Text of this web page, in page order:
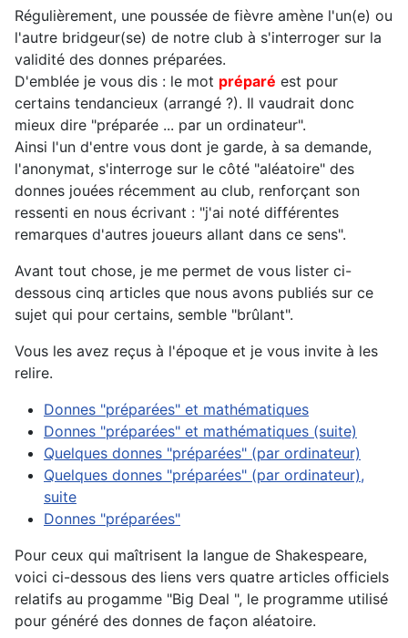
Régulièrement, une poussée de fièvre amène l'un(e) ou
l'autre bridgeur(se) de notre club à s'interroger sur la
validité des donnes préparées.
D'emblée je vous dis : le mot préparé est pour
certains tendancieux (arrangé ?). Il vaudrait donc
mieux dire "préparée ... par un ordinateur".
Ainsi l'un d'entre vous dont je garde, à sa demande,
l'anonymat, s'interroge sur le côté "aléatoire" des
donnes jouées récemment au club, renforçant son
ressenti en nous écrivant : "j'ai noté différentes
remarques d'autres joueurs allant dans ce sens".
Avant tout chose, je me permet de vous lister ci-
dessous cinq articles que nous avons publiés sur ce
sujet qui pour certains, semble "brûlant".
Vous les avez reçus à l'époque et je vous invite à les
relire.
Donnes "préparées" et mathématiques
Donnes "préparées" et mathématiques (suite)
Quelques donnes "préparées" (par ordinateur)
Quelques donnes "préparées" (par ordinateur),
suite
Donnes "préparées"
Pour ceux qui maîtrisent la langue de Shakespeare,
voici ci-dessous des liens vers quatre articles officiels
relatifs au progamme "Big Deal ", le programme utilisé
pour généré des donnes de façon aléatoire.